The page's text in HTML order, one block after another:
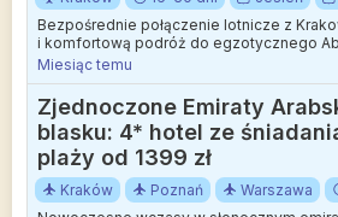
Bezpośrednie połączenie lotnicze z
i komfortową podróż do egzotycznego
wyruszysz w dalszą podróż dookoła
malownicze miejsca.
Miesiąc temu
Zjednoczone Emiraty
blasku: 4* hotel ze
plaży od 1399 zł
Kraków Poznań Warszawa